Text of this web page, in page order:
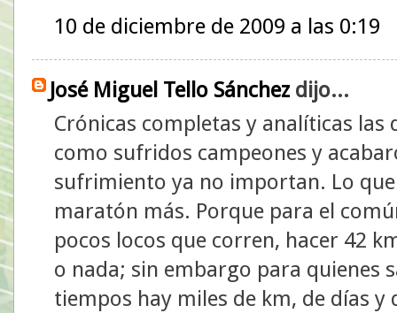
10 de diciembre de 2009 a las 0:19
José Miguel Tello Sánchez dijo...
Crónicas completas y analíticas
como sufridos campeones y
sufrimiento ya no importan. Lo
maratón más. Porque para el
pocos locos que corren, hacer 42
o nada; sin embargo para quienes
tiempos hay miles de km, de días